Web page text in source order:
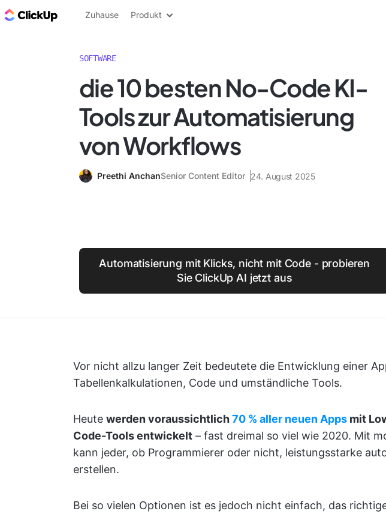
ClickUp Blog
Zuhause Produkt
SOFTWARE
die 10 besten No-Code KI-
Tools zur Automatisierung
von Workflows
Preethi AnchanSenior Content Editor 24. August 2025
Automatisierung mit Klicks, nicht mit Code - probieren
Sie ClickUp AI jetzt aus
Vor nicht allzu langer Zeit bedeutete die Entwicklung einer
Tabellenkalkulationen, Code und umständliche Tools.
Heute werden voraussichtlich70 % aller neuen Apps mit
Code-Tools entwickelt – fast dreimal so viel wie 2020. Mit
kann jeder, ob Programmierer oder nicht, leistungsstarke
erstellen.
Bei so vielen Optionen ist es jedoch nicht einfach, das